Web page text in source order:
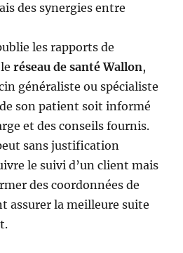
des synergies entre
les rapports de
leréseau de santé Wallon,
généraliste ou spécialiste
son patient soit informé
et des conseils fournis.
sans justification
le suivi d’un client mais
des coordonnées de
assurer la meilleure suite